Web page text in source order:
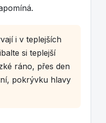
i v teplejších
si teplejší
ráno, přes den
pokrývku hlavy